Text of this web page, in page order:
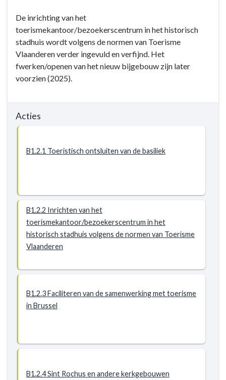
De inrichting van het
toerismekantoor/bezoekerscentrum in het historisch
stadhuis wordt volgens de normen van Toerisme
Vlaanderen verder ingevuld en verfijnd. Het
fwerken/openen van het nieuw bijgebouw zijn later
voorzien (2025).
Acties
B1.2.1 Toeristisch ontsluiten van de basiliek
B1.2.2 Inrichten van het
toerismekantoor/bezoekerscentrum in het
historisch stadhuis volgens de normen van Toerisme
Vlaanderen
B1.2.3 Faciliteren van de samenwerking met toerisme
in Brussel
B1.2.4 Sint Rochus en andere kerkgebouwen